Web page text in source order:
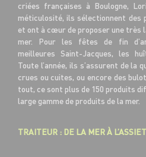
criées françaises à Boulogne,
méticulosité, ils sélectionnent des
et ont à cœur de proposer une très
mer. Pour les fêtes de fin
meilleures Saint-Jacques, les
Toute l’année, ils s’assurent de la
crues ou cuites, ou encore des
tout, ce sont plus de 150 produits
large gamme de produits de la mer.
TRAITEUR : DE LA MER À